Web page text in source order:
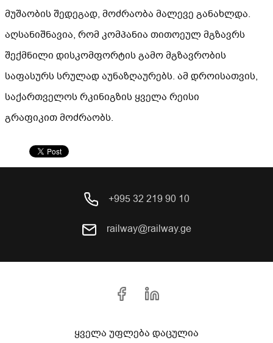
მუშაობის შედეგად, მოძრაობა მალევე განახლდა.
აღსანიშნავია, რომ კომპანია თითოეულ მგზავრს
შექმნილი დისკომფორტის გამო მგზავრობის
საფასურს სრულად აუნაზღაურებს. ამ დროისათვის,
საქართველოს რკინიგზის ყველა რეისი
გრაფიკით მოძრაობს.
+995 32 219 90 10
railway@railway.ge
ყველა უფლება დაცულია